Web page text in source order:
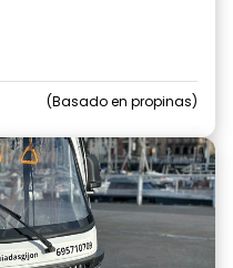
Basado en propinas